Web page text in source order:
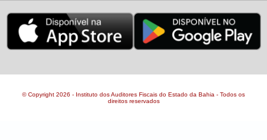
© Copyright 2026 - Instituto dos Auditores Fiscais do Estado da Bahia - Todos os
direitos reservados